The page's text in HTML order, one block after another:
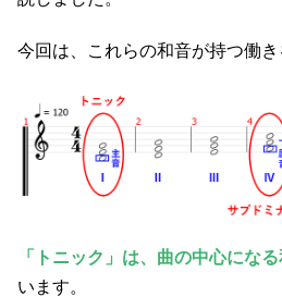
今回は、これらの和音が持つ働き
「トニック」は、曲の中心にな
います。